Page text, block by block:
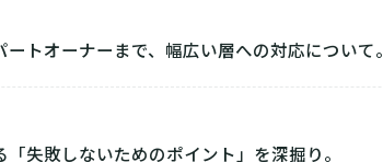
トオーナーまで、幅広い層への対応について。
失敗しないためのポイント」を深掘り。